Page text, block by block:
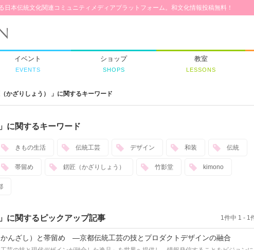
日本伝統文化関連コミュニティメディアプラットフォーム。和文化情報投稿無料！
イベント
EVENTS
ショップ
SHOPS
教室
LESSONS
（かざりしょう） 」に関するキーワード
に関するキーワード
きもの生活 伝統工芸 デザイン 和装 伝統
帯留め 錺匠（かざりしょう） 竹影堂 kimono
に関するピックアップ記事 1件中 1 - 1
んざし）と帯留め ―京都伝統工芸の技とプロダクトデザインの融合